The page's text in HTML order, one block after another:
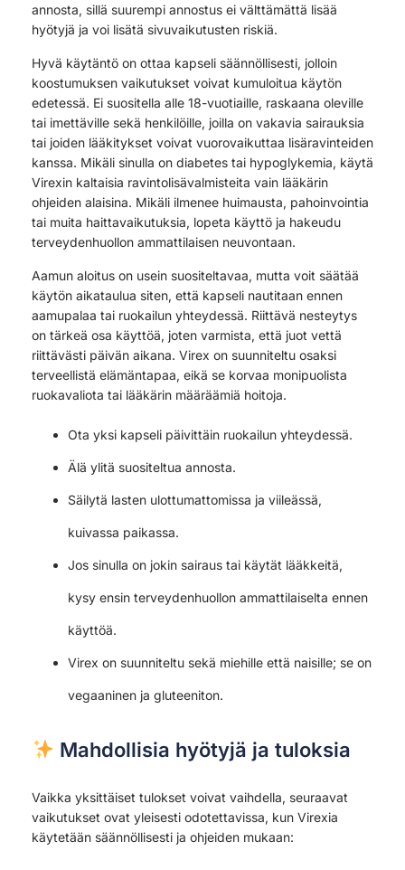
annosta, sillä suurempi annostus ei välttämättä lisää
hyötyjä ja voi lisätä sivuvaikutusten riskiä.
Hyvä käytäntö on ottaa kapseli säännöllisesti, jolloin
koostumuksen vaikutukset voivat kumuloitua käytön
edetessä. Ei suositella alle 18-vuotiaille, raskaana oleville
tai imettäville sekä henkilöille, joilla on vakavia sairauksia
tai joiden lääkitykset voivat vuorovaikuttaa lisäravinteiden
kanssa. Mikäli sinulla on diabetes tai hypoglykemia, käytä
Virexin kaltaisia ravintolisävalmisteita vain lääkärin
ohjeiden alaisina. Mikäli ilmenee huimausta, pahoinvointia
tai muita haittavaikutuksia, lopeta käyttö ja hakeudu
terveydenhuollon ammattilaisen neuvontaan.
Aamun aloitus on usein suositeltavaa, mutta voit säätää
käytön aikataulua siten, että kapseli nautitaan ennen
aamupalaa tai ruokailun yhteydessä. Riittävä nesteytys
on tärkeä osa käyttöä, joten varmista, että juot vettä
riittävästi päivän aikana. Virex on suunniteltu osaksi
terveellistä elämäntapaa, eikä se korvaa monipuolista
ruokavaliota tai lääkärin määräämiä hoitoja.
Ota yksi kapseli päivittäin ruokailun yhteydessä.
Älä ylitä suositeltua annosta.
Säilytä lasten ulottumattomissa ja viileässä,
kuivassa paikassa.
Jos sinulla on jokin sairaus tai käytät lääkkeitä,
kysy ensin terveydenhuollon ammattilaiselta ennen
käyttöä.
Virex on suunniteltu sekä miehille että naisille; se on
vegaaninen ja gluteeniton.
Mahdollisia hyötyjä ja tuloksia
Vaikka yksittäiset tulokset voivat vaihdella, seuraavat
vaikutukset ovat yleisesti odotettavissa, kun Virexia
käytetään säännöllisesti ja ohjeiden mukaan: